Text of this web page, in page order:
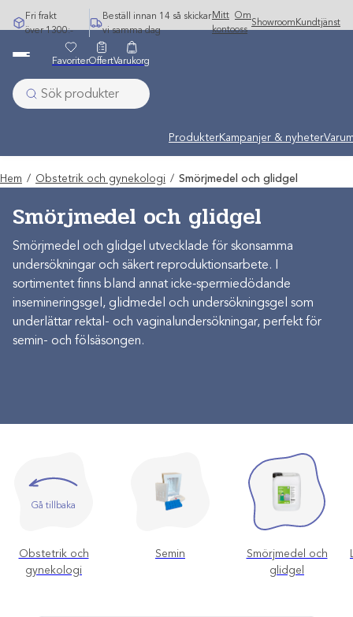
Hoppa
till
Fri frakt
över 1300:-
Beställ innan 14 så skickar
vi samma dag
Mitt
konto
Om
oss
Showroom Kundtjänst
ProdukterKampanjer & nyheter
FavoriterOffertVarukorg
Hem / Obstetrik och gynekologi / Smörjmedel och glidgel
Smörjmedel och glidgel
Smörjmedel och glidgel utvecklade för skonsamma
undersökningar och säkert reproduktionsarbete. I
sortimentet finns bland annat icke‑spermiedödande
insemineringsgel, glidmedel och undersökningsgel som
underlättar rektal- och vaginalundersökningar, perfekt för
semin- och fölsäsongen.
Gå tillbaka
Obstetrik och
gynekologi
Semin
Smörjmedel och
glidgel